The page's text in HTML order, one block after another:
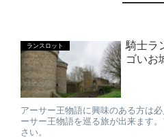
ランスロット
騎士ラ
ゴいお
アーサー王物語に興味のある方は
ーサー王物語を巡る旅が出来ます
さい。